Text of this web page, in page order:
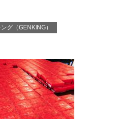
グ（GENKING）